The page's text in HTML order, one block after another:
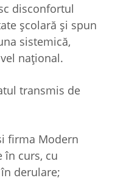
disconfortul
școlară și spun
sistemică,
naţional.
transmis de
firma Modern
în curs, cu
derulare;